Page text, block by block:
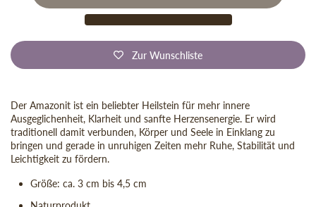
Zur Wunschliste
Der Amazonit ist ein beliebter Heilstein für mehr innere
Ausgeglichenheit, Klarheit und sanfte Herzensenergie. Er wird
traditionell damit verbunden, Körper und Seele in Einklang zu
bringen und gerade in unruhigen Zeiten mehr Ruhe, Stabilität und
Leichtigkeit zu fördern.
Größe: ca. 3 cm bis 4,5 cm